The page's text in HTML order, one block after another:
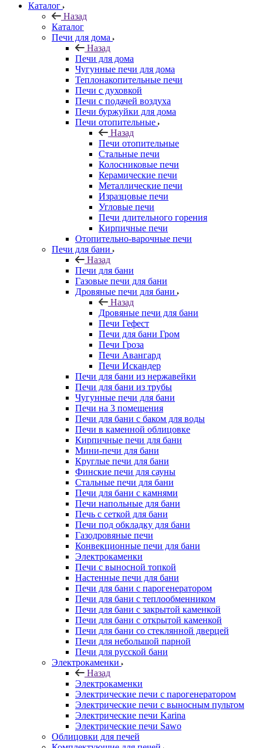
Каталог
Назад
Каталог
Печи для дома
Назад
Печи для дома
Чугунные печи для дома
Теплонакопительные печи
Печи с духовкой
Печи с подачей воздуха
Печи буржуйки для дома
Печи отопительные
Назад
Печи отопительные
Стальные печи
Колосниковые печи
Керамические печи
Металлические печи
Изразцовые печи
Угловые печи
Печи длительного горения
Кирпичные печи
Отопительно-варочные печи
Печи для бани
Назад
Печи для бани
Газовые печи для бани
Дровяные печи для бани
Назад
Дровяные печи для бани
Печи Гефест
Печи для бани Гром
Печи Гроза
Печи Авангард
Печи Искандер
Печи для бани из нержавейки
Печи для бани из трубы
Чугунные печи для бани
Печи на 3 помещения
Печи для бани с баком для воды
Печи в каменной облицовке
Кирпичные печи для бани
Мини-печи для бани
Круглые печи для бани
Финские печи для сауны
Стальные печи для бани
Печи для бани с камнями
Печи напольные для бани
Печь с сеткой для бани
Печи под обкладку для бани
Газодровяные печи
Конвекционные печи для бани
Электрокаменки
Печи с выносной топкой
Настенные печи для бани
Печи для бани с парогенератором
Печи для бани с теплообменником
Печи для бани с закрытой каменкой
Печи для бани с открытой каменкой
Печи для бани со стеклянной дверцей
Печи для небольшой парной
Печи для русской бани
Электрокаменки
Назад
Электрокаменки
Электрические печи с парогенератором
Электрические печи с выносным пультом
Электрические печи Karina
Электрические печи Sawo
Облицовки для печей